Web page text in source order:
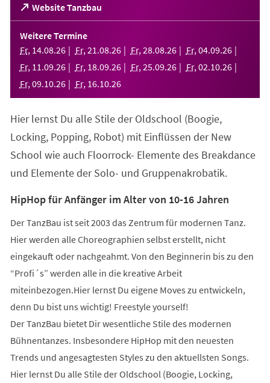
Website Tanzbau
(Öffnet
in
einem
neuen
Tab)
Weitere Termine
Fr, 14.08.26 Fr, 21 .08.26 Fr, 28.08.26 Fr, 04.09.26
Fr, 11 .09.26 Fr, 18.09.26 Fr, 25.09.26 Fr, 02.10.26
Fr, 09.10.26 Fr, 16.10.26
Hier lernst Du alle Stile der Oldschool (Boogie,
Locking, Popping, Robot) mit Einflüssen der New
School wie auch Floorrock- Elemente des Breakdance
und Elemente der Solo- und Gruppenakrobatik.
HipHop für Anfänger im Alter von 10-16 Jahren
Der TanzBau ist seit 2003 das Zentrum für modernen Tanz.
Hier werden alle Choreographien selbst erstellt, nicht
eingekauft oder nachgeahmt. Von den Beginnerin bis zu den
“Profi´s” werden alle in die kreative Arbeit
miteinbezogen.Hier lernst Du eigene Moves zu entwickeln,
denn Du bist uns wichtig! Freestyle yourself!
Der TanzBau bietet Dir wesentliche Stile des modernen
Bühnentanzes. Insbesondere HipHop mit den neuesten
Trends und angesagtesten Styles zu den aktuellsten Songs.
Hier lernst Du alle Stile der Oldschool (Boogie, Locking,